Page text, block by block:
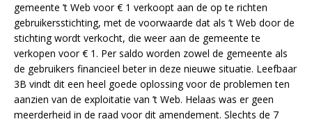
gemeente ’t Web voor € 1 verkoopt aan de op te richten
gebruikersstichting, met de voorwaarde dat als ’t Web door de
stichting wordt verkocht, die weer aan de gemeente te
verkopen voor € 1. Per saldo worden zowel de gemeente als
de gebruikers financieel beter in deze nieuwe situatie. Leefbaar
3B vindt dit een heel goede oplossing voor de problemen ten
aanzien van de exploitatie van ’t Web. Helaas was er geen
meerderheid in de raad voor dit amendement. Slechts de 7